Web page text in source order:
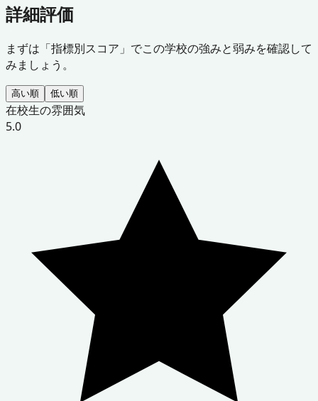
詳細評価
まずは「指標別スコア」でこの学校の強みと弱みを確認して
みましょう。
高い順 低い順
在校生の雰囲気
5.0